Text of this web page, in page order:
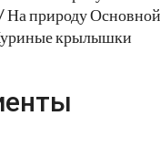
На природу Основной
крылышки